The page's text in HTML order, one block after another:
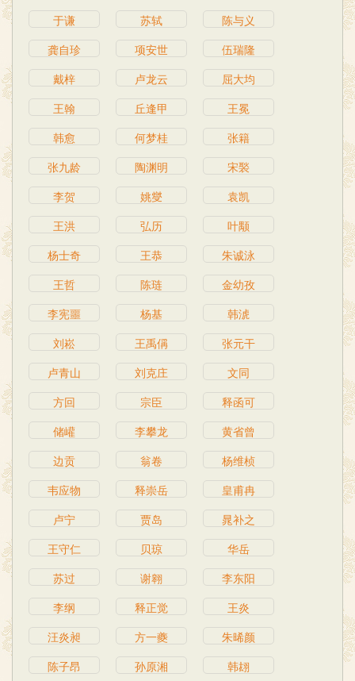
于谦
苏轼
陈与义
龚自珍
项安世
伍瑞隆
戴梓
卢龙云
屈大均
王翰
丘逢甲
王冕
韩愈
何梦桂
张籍
张九龄
陶渊明
宋褧
李贺
姚燮
袁凯
王洪
弘历
叶颙
杨士奇
王恭
朱诚泳
王哲
陈琏
金幼孜
李宪噩
杨基
韩淲
刘崧
王禹偁
张元干
卢青山
刘克庄
文同
方回
宗臣
释函可
储巏
李攀龙
黄省曾
边贡
翁卷
杨维桢
韦应物
释崇岳
皇甫冉
卢宁
贾岛
晁补之
王守仁
贝琼
华岳
苏过
谢翱
李东阳
李纲
释正觉
王炎
汪炎昶
方一夔
朱晞颜
陈子昂
孙原湘 韩翃